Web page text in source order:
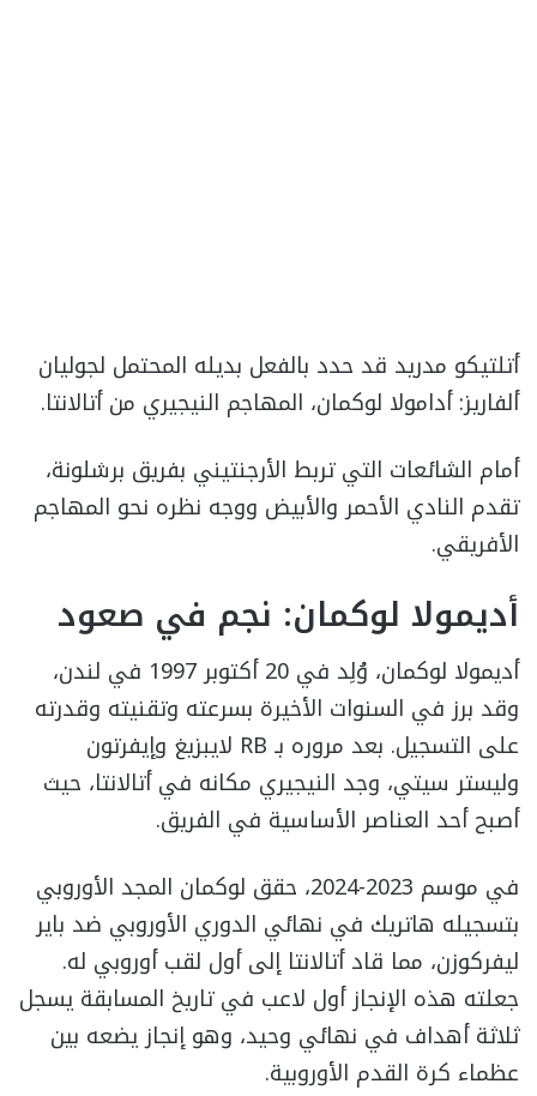
أتلتيكو مدريد قد حدد بالفعل بديله المحتمل لجوليان
ألفاريز: أدامولا لوكمان، المهاجم النيجيري من أتالانتا.
أمام الشائعات التي تربط الأرجنتيني بفريق برشلونة،
تقدم النادي الأحمر والأبيض ووجه نظره نحو المهاجم
الأفريقي.
أديمولا لوكمان: نجم في صعود
أديمولا لوكمان، وُلِد في 20 أكتوبر 1997 في لندن،
وقد برز في السنوات الأخيرة بسرعته وتقنيته وقدرته
على التسجيل. بعد مروره بـ RB لايبزيغ وإيفرتون
وليستر سيتي، وجد النيجيري مكانه في أتالانتا، حيث
أصبح أحد العناصر الأساسية في الفريق.
في موسم 2023-2024، حقق لوكمان المجد الأوروبي
بتسجيله هاتريك في نهائي الدوري الأوروبي ضد باير
ليفركوزن، مما قاد أتالانتا إلى أول لقب أوروبي له.
جعلته هذه الإنجاز أول لاعب في تاريخ المسابقة يسجل
ثلاثة أهداف في نهائي وحيد، وهو إنجاز يضعه بين
عظماء كرة القدم الأوروبية.